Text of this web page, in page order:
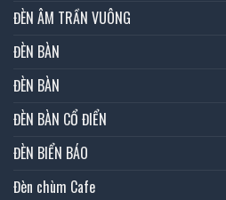
ĐÈN ÂM TRẦN VUÔNG
ĐÈN BÀN
ĐÈN BÀN
ĐÈN BÀN CỔ ĐIỂN
ĐÈN BIỂN BÁO
Đèn chùm Cafe